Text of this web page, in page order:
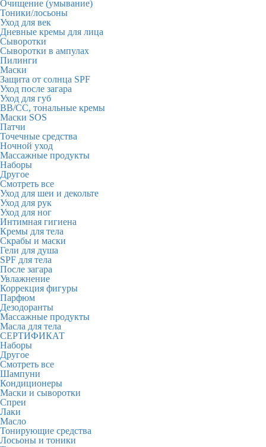
Очищение (умывание)
Тоники/лосьоны
Уход для век
Дневные кремы для лица
Сыворотки
Сыворотки в ампулах
Пилинги
Маски
Защита от солнца SPF
Уход после загара
Уход для губ
BB/CC, тональные кремы
Маски SOS
Патчи
Точечные средства
Ночной уход
Массажные продукты
Наборы
Другое
Смотреть все
Уход для шеи и декольте
Уход для рук
Уход для ног
Интимная гигиена
Кремы для тела
Скрабы и маски
Гели для душа
SPF для тела
После загара
Увлажнение
Коррекция фигуры
Парфюм
Дезодоранты
Массажные продукты
Масла для тела
СЕРТИФИКАТ
Наборы
Другое
Смотреть все
Шампуни
Кондиционеры
Маски и сыворотки
Спреи
Лаки
Масло
Тонирующие средства
Лосьоны и тоники